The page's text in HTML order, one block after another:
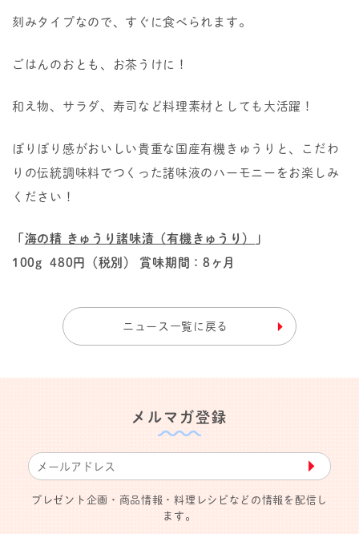
刻みタイプなので、すぐに食べられます。
ごはんのおとも、お茶うけに！
和え物、サラダ、寿司など料理素材としても大活躍！
ぽりぽり感がおいしい貴重な国産有機きゅうりと、こだわ
りの伝統調味料でつくった諸味液のハーモニーをお楽しみ
ください！
海の精 きゅうり諸味漬（有機きゅうり）
」
100g 480円（税別） 賞味期間：8ヶ月
ニュース一覧に戻る
メルマガ登録
▶︎
プレゼント企画・商品情報・料理レシピなどの情報を配信し
ます。